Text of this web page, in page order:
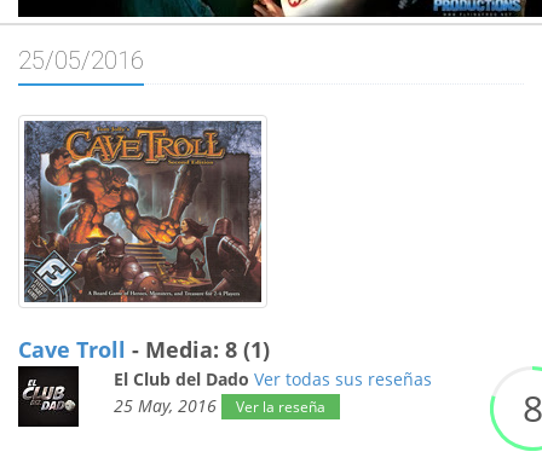
25/05/2016
Cave Troll - Media: 8 (1)
El Club del Dado Ver todas sus reseñas
25 May, 2016
Ver la reseña 8